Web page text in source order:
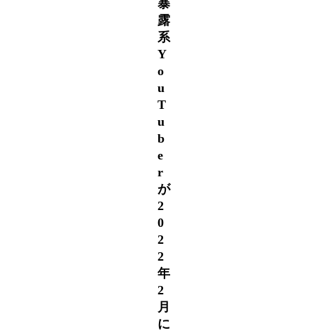
暴
露
系
Y
o
u
T
u
b
e
r
が
2
0
2
2
年
2
月
に